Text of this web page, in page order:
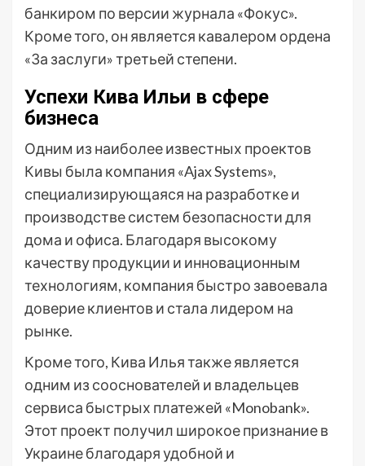
банкиром по версии журнала «Фокус».
Кроме того, он является кавалером ордена
«За заслуги» третьей степени.
Успехи Кива Ильи в сфере
бизнеса
Одним из наиболее известных проектов
Кивы была компания «Ajax Systems»,
специализирующаяся на разработке и
производстве систем безопасности для
дома и офиса. Благодаря высокому
качеству продукции и инновационным
технологиям, компания быстро завоевала
доверие клиентов и стала лидером на
рынке.
Кроме того, Кива Илья также является
одним из сооснователей и владельцев
сервиса быстрых платежей «Monobank».
Этот проект получил широкое признание в
Украине благодаря удобной и